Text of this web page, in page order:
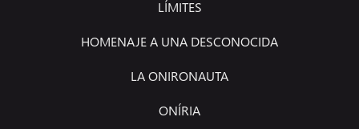
LÍMITES
HOMENAJE A UNA DESCONOCIDA
LA ONIRONAUTA
ONÍRIA